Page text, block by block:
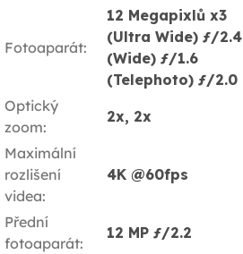
Fotoaparát:
12 Megapixlů x3
(Ultra Wide) ƒ/2.4
(Wide) ƒ/1.6
(Telephoto) ƒ/2.0
Optický
zoom:
2x, 2x
Maximální
rozlišení
videa:
4K @60fps
Přední
fotoaparát:
12 MP ƒ/2.2